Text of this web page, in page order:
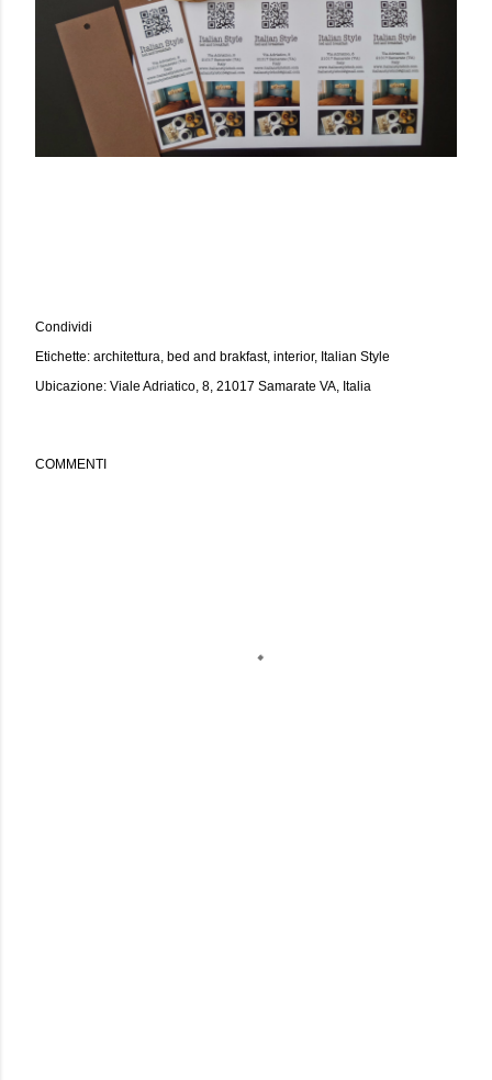
Condividi
Etichette: architettura bed and brakfast interior
Italian Style
Ubicazione: Viale Adriatico, 8, 21017 Samarate VA, Italia
COMMENTI